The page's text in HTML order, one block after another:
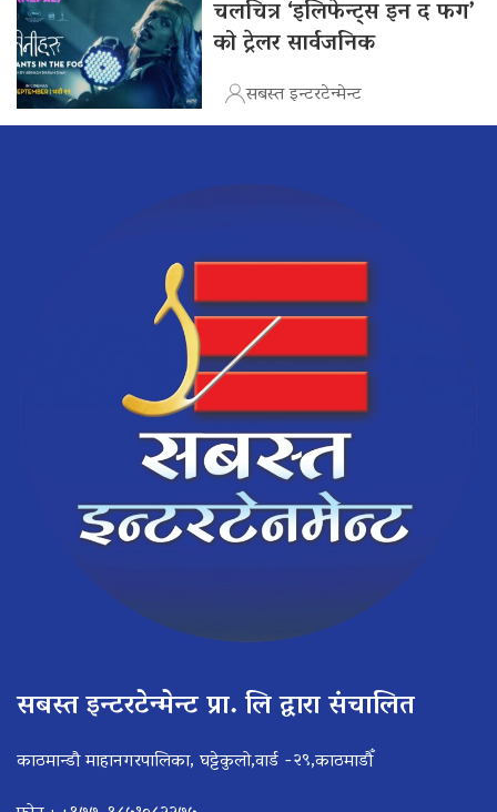
चलचित्र ‘इलिफेन्ट्स इन द फग’
को ट्रेलर सार्वजनिक
सबस्त इन्टरटेन्मेन्ट
सबस्त इन्टरटेन्मेन्ट प्रा. लि द्वारा संचालित
काठमान्डौ माहानगरपालिका, घट्टेकुलो,वार्ड -२९,काठमाडौँ